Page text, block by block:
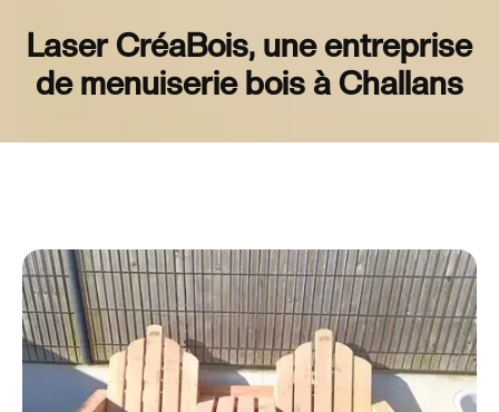
Laser CréaBois, une entreprise
de menuiserie bois à Challans